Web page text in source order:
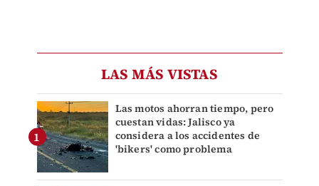
LAS MÁS VISTAS
Las motos ahorran tiempo, pero
cuestan vidas: Jalisco ya
considera a los accidentes de
'bikers' como problema